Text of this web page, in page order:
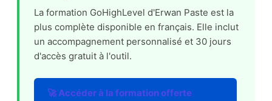
La formation GoHighLevel d'Erwan Paste est la
plus complète disponible en français. Elle inclut
un accompagnement personnalisé et 30 jours
d'accès gratuit à l'outil.
🚀 Accéder à la formation offerte